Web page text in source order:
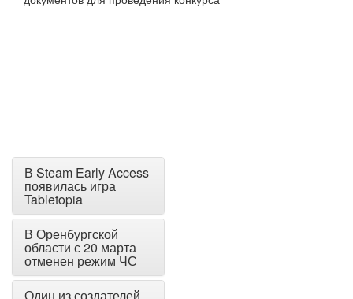
В Steam Early Access
появилась игра
Tabletopia
В Оренбургской
области с 20 марта
отменен режим ЧС